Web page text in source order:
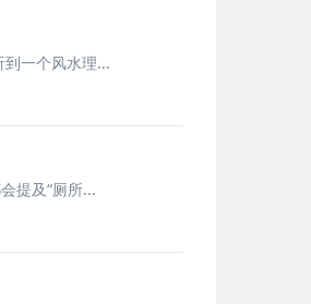
一个风水理...
提及“厕所...